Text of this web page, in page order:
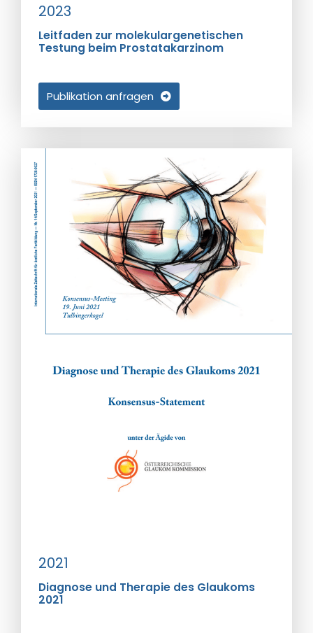
2023
Leitfaden zur molekulargenetischen
Testung beim Prostatakarzinom
Publikation anfragen
2021
Diagnose und Therapie des Glaukoms
2021